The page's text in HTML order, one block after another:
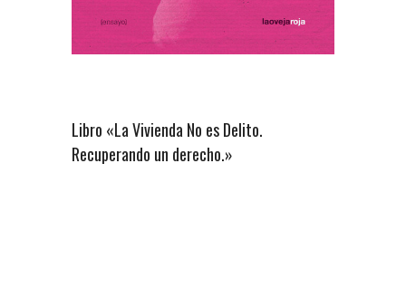
Libro «La Vivienda No es Delito.
Recuperando un derecho.»